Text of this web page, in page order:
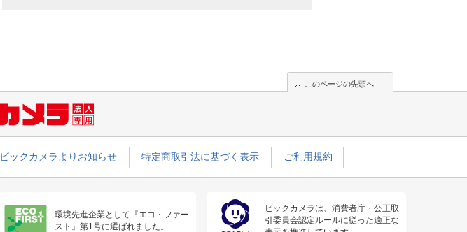
このページの先頭へ
ビックカメラよりお知らせ 特定商取引法に基づく表示 ご利用規約
環境先進企業として『エコ・ファー
スト』第1号に選ばれました。
ビックカメラは、消費者庁・公正取
引委員会認定ルールに従った適正な